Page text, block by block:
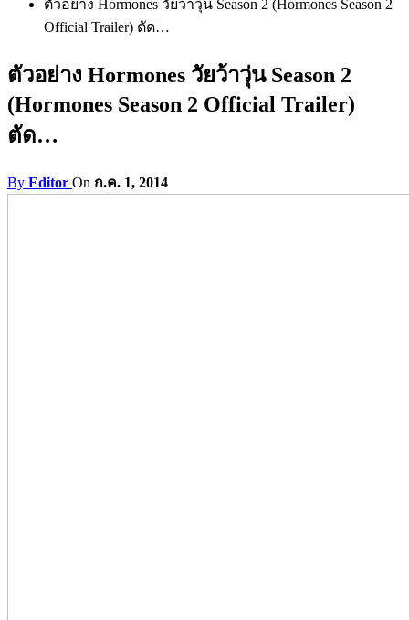
ตัวอย่าง Hormones วัยว้าวุ่น Season 2 (Hormones Season 2
Official Trailer) ตัด…
ตัวอย่าง Hormones วัยว้าวุ่น Season 2
(Hormones Season 2 Official Trailer)
ตัด…
By Editor On ก.ค. 1, 2014